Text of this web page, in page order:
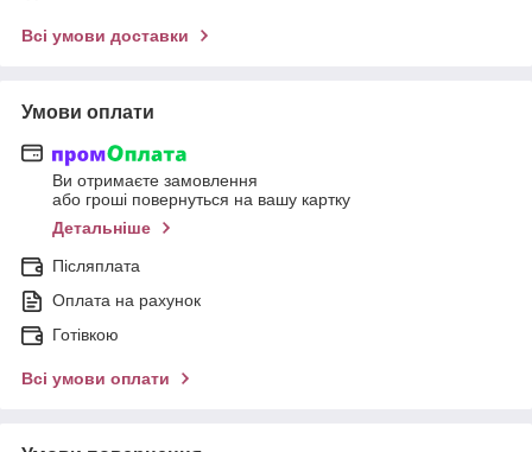
Всі умови доставки
Умови оплати
Ви отримаєте замовлення
або гроші повернуться на вашу картку
Детальніше
Післяплата
Оплата на рахунок
Готівкою
Всі умови оплати